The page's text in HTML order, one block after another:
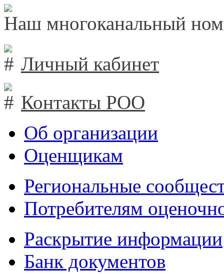
Наш многоканальный
Личный кабинет
Контакты РОО
Об организации
Оценщикам
Региональные
Потребителям
Раскрытие информации
Банк документов